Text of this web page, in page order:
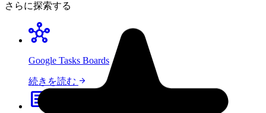
さらに探索する
hub
Google Tasks Boards
続きを読む arrow_forward
article